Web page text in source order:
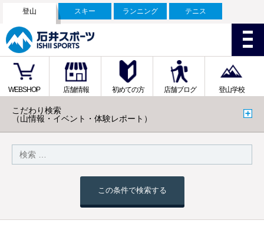
登山 スキー ランニング テニス
WEBSHOP 店舗情報 初めての方 店舗ブログ 登山学校
こだわり検索
（山情報・イベント・体験レポート）
この条件で検索する